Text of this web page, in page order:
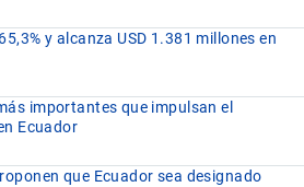
y alcanza USD 1.381 millones en
importantes que impulsan el
Ecuador
que Ecuador sea designado